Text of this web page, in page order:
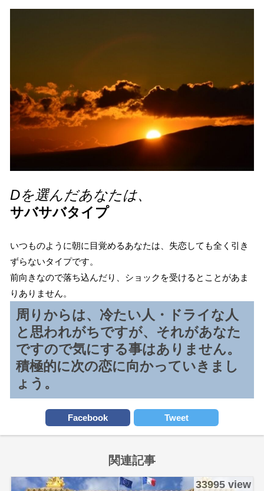
Dを選んだあなたは、
サバサバタイプ
いつものように朝に目覚めるあなたは、失恋しても全く引き
ずらないタイプです。
前向きなので落ち込んだり、ショックを受けるとことがあま
りありません。
周りからは、冷たい人・ドライな人
と思われがちですが、それがあなた
ですので気にする事はありません。
積極的に次の恋に向かっていきまし
ょう。
Facebook Tweet
関連記事
33995 view